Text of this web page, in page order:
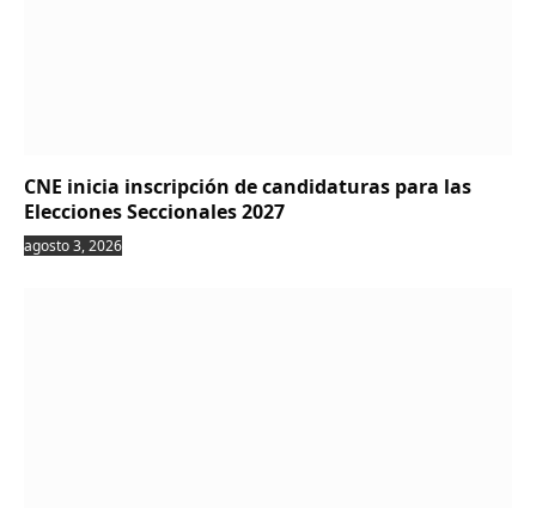
CNE inicia inscripción de candidaturas para las
Elecciones Seccionales 2027
agosto 3, 2026